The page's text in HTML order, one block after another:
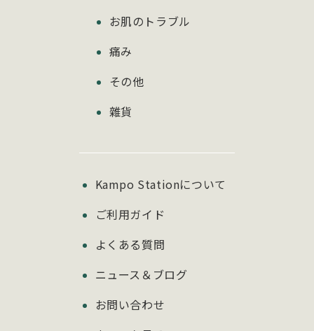
お肌のトラブル
痛み
その他
雜貨
Kampo Stationについて
ご利用ガイド
よくある質問
ニュース＆ブログ
お問い合わせ